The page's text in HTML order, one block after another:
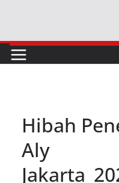
content
Hibah
Aly